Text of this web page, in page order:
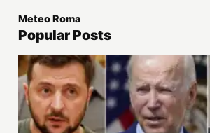
Meteo Roma
Popular Posts